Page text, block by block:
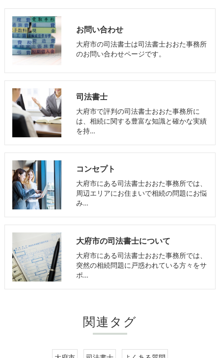
お問い合わせ
大府市の司法書士は司法書士おおた事務所
のお問い合わせページです。
司法書士
大府市で評判の司法書士おおた事務所に
は、相続に関する豊富な知識と確かな実績
を持…
コンセプト
大府市にある司法書士おおた事務所では、
周辺エリアにお住まいで相続の問題にお悩
み…
大府市の司法書士について
大府市にある司法書士おおた事務所では、
突然の相続問題に戸惑われている方々をサ
ポ…
関連タグ